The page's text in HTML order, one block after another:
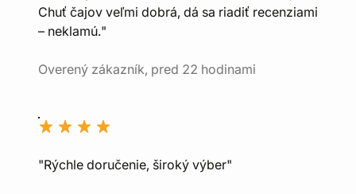
Chuť čajov veľmi dobrá, dá sa riadiť recenziami
– neklamú."
Overený zákazník, pred 22 hodinami
"Rýchle doručenie, široký výber"